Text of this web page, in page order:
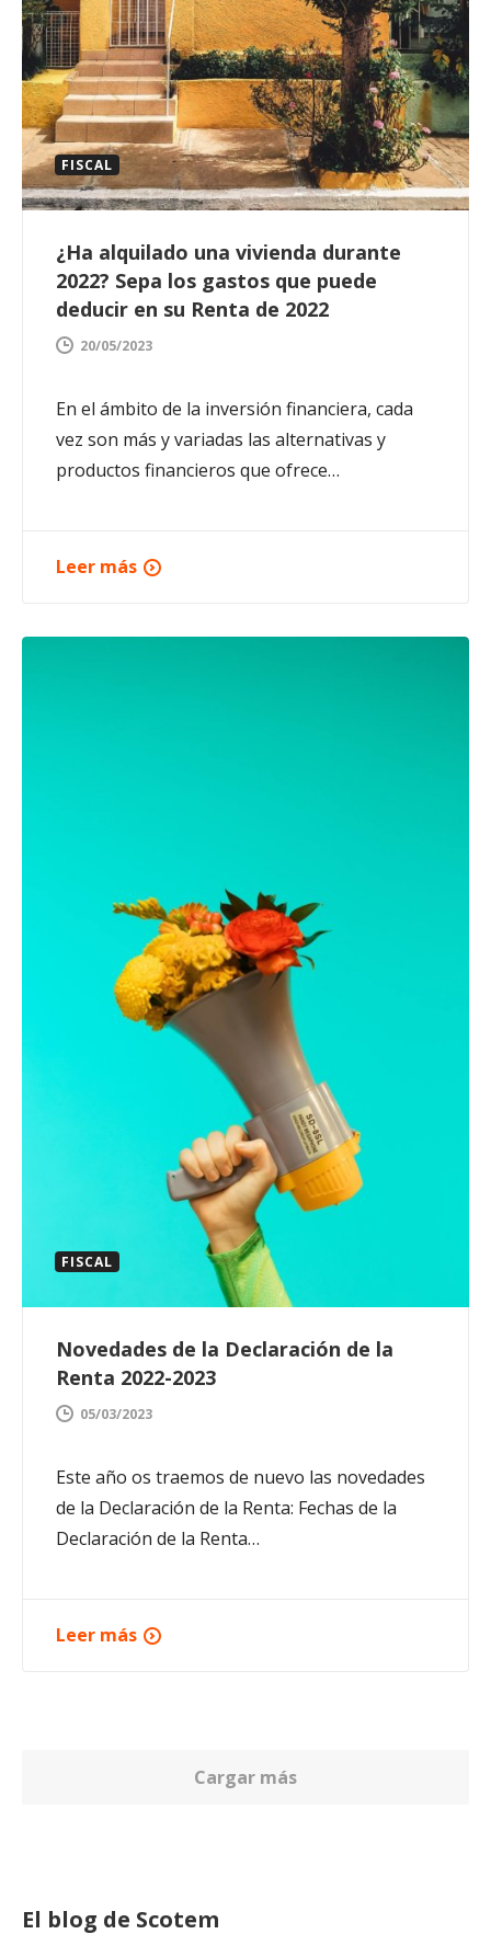
FISCAL
¿Ha alquilado una vivienda durante
2022? Sepa los gastos que puede
deducir en su Renta de 2022
20/05/2023
En el ámbito de la inversión financiera, cada
vez son más y variadas las alternativas y
productos financieros que ofrece…
Leer más
FISCAL
Novedades de la Declaración de la
Renta 2022-2023
05/03/2023
Este año os traemos de nuevo las novedades
de la Declaración de la Renta: Fechas de la
Declaración de la Renta…
Leer más
Cargar más
El blog de Scotem